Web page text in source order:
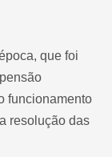
que foi
funcionamento
resolução das